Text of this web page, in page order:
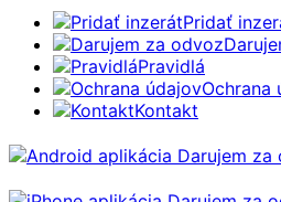
Pridať
Pravidlá
Ochrana
Kontakt